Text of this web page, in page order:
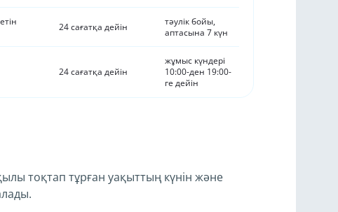
24 сағатқа дейін
тәулік бойы,
аптасына 7 күн
24 сағатқа дейін
жұмыс күндері
10:00-ден 19:00-
ге дейін
тоқтап тұрған уақыттың күнін және